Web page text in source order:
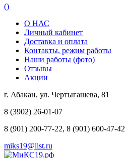
()
О НАС
Личный кабинет
Доставка и оплата
Контакты, режим работы
Наши работы (фото)
Отзывы
Акции
г. Абакан, ул. Чертыгашева, 81
8 (3902) 26-01-07
8 (901) 200-77-22, 8 (901) 600-47-42
miks19@list.ru